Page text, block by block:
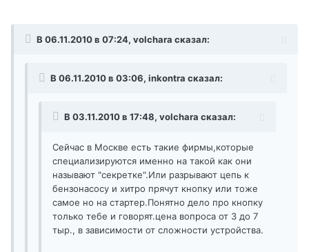
В 06.11.2010 в 07:24, volchara сказал:
В 06.11.2010 в 03:06, inkontra сказал:
В 03.11.2010 в 17:48, volchara сказал:
Сейчас в Москве есть такие фирмы,которые
специализируются именно на такой как они
называют "секретке".Или разрывают цепь к
бензонасосу и хитро прячут кнопку или тоже
самое но на стартер.Понятно дело про кнопку
только тебе и говорят.цена вопроса от 3 до 7
тыр., в зависимости от сложности устройства.